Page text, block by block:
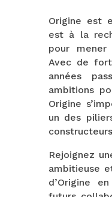
Origine est
est à la
pour
Avec de
années
ambitions
Origine
un des
Rejoignez
ambitieuse
d’Origine